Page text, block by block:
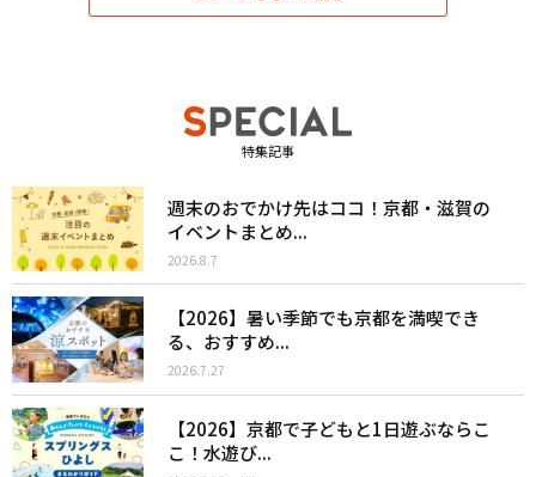
特集記事
週末のおでかけ先はココ！京都・滋賀の
イベントまとめ...
2026.8.7
【2026】暑い季節でも京都を満喫でき
る、おすすめ...
2026.7.27
【2026】京都で子どもと1日遊ぶならこ
こ！水遊び...